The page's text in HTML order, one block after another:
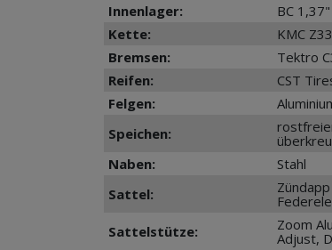
Innenlager:
BC
Kette:
KMC
Bremsen:
Tektro
Reifen:
CST
Felgen:
Speichen:
Naben:
Stahl
Sattel:
Sattelstütze:
Zoom
Adjust,